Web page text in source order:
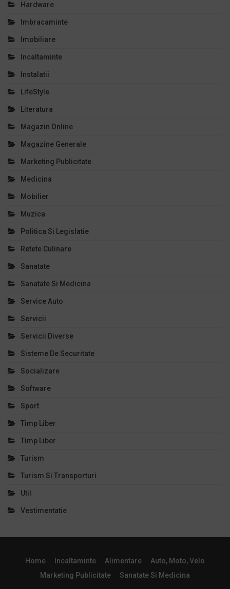
Hardware
Imbracaminte
Imobiliare
Incaltaminte
Instalatii
LifeStyle
Literatura
Magazin Online
Magazine Generale
Marketing Publicitate
Medicina
Mobilier
Muzica
Politica Si Legislatie
Retete Culinare
Sanatate
Sanatate Si Medicina
Service Auto
Servicii
Servicii Diverse
Sisteme De Securitate
Socializare
Software
Sport
Timp Liber
Timp Liber
Turism
Turism Si Transporturi
Util
Vestimentatie
Home Incaltaminte Alimentare
Auto, Moto, Velo
Marketing Publicitate
Sanatate Si Medicina